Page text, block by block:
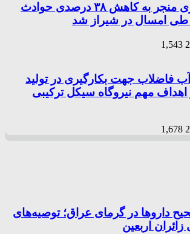
فرهنگ سازی منجر به کاهش ۳۸ درصدی حوادث
امسال در شیراز شد
2
1,543
آب فاضلاب جهت بکارگیری در تولید
مهم نیروگاه سیکل ترکیبی
2
1,678
داروها در گرمای عراق؛ توصیه‌های
زائران اربعین